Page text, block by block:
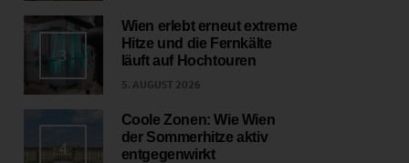
3
Wien erlebt erneut extreme
Hitze und die Fernkälte
läuft auf Hochtouren
5. AUGUST 2026
4
Coole Zonen: Wie Wien
der Sommerhitze aktiv
entgegenwirkt